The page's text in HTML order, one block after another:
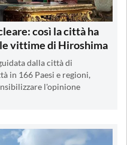
così la città ha
vittime di Hiroshima
dalla città di
in 166 Paesi e regioni,
l'opinione